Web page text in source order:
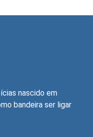
nascido em
bandeira ser ligar